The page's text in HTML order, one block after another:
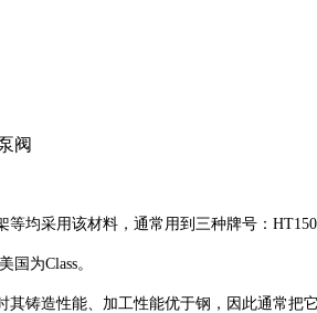
阀
均采用该材料，通常用到三种牌号： HT150
美国为Class。
其铸造性能、加工性能优于钢，因此通常把